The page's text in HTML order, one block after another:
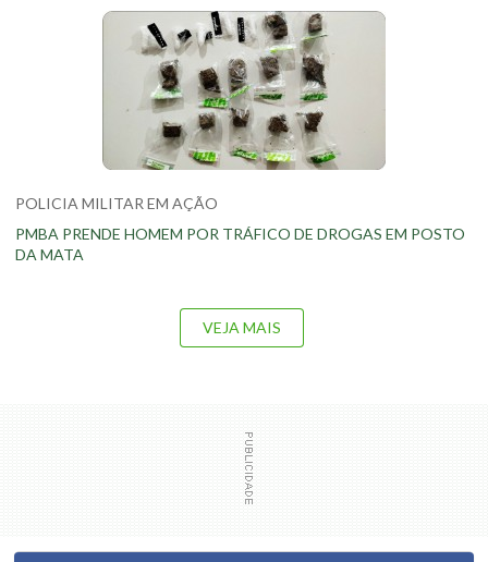
POLICIA MILITAR EM AÇÃO
PMBA PRENDE HOMEM POR TRÁFICO DE DROGAS EM POSTO
DA MATA
VEJA MAIS